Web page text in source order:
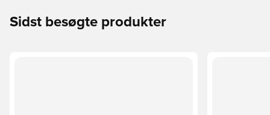
Sidst besøgte produkter